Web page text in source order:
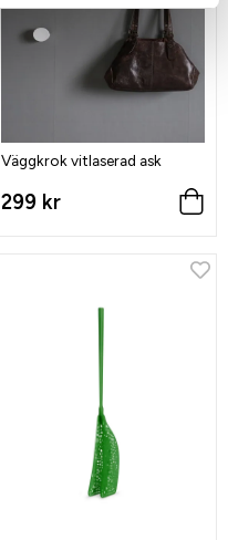
Väggkrok vitlaserad ask
299 kr